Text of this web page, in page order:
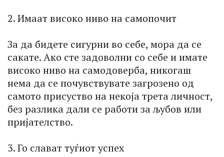
2. Имаат високо ниво на самопочит
За да бидете сигурни во себе, мора да се
сакате. Ако сте задоволни со себе и имате
високо ниво на самодоверба, никогаш
нема да се почувствувате загрозено од
самото присуство на некоја трета личност,
без разлика дали се работи за љубов или
пријателство.
3. Го слават туѓиот успех